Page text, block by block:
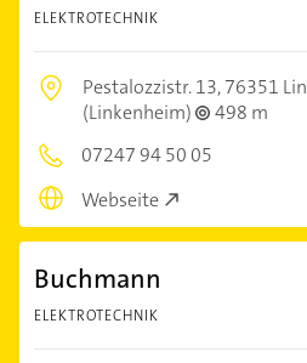
ELEKTROTECHNIK
Pestalozzistr. 13,76351
(Linkenheim)
498 m
07247 94 50 05
Webseite
Buchmann
ELEKTROTECHNIK